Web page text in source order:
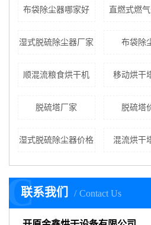
布袋除尘器哪家好 直燃式燃
湿式脱硫除尘器厂家 布袋除
顺混流粮食烘干机 移动烘干
脱硫塔厂家 脱硫塔
湿式脱硫除尘器价格 混流烘干
联系我们 Contact Us
C